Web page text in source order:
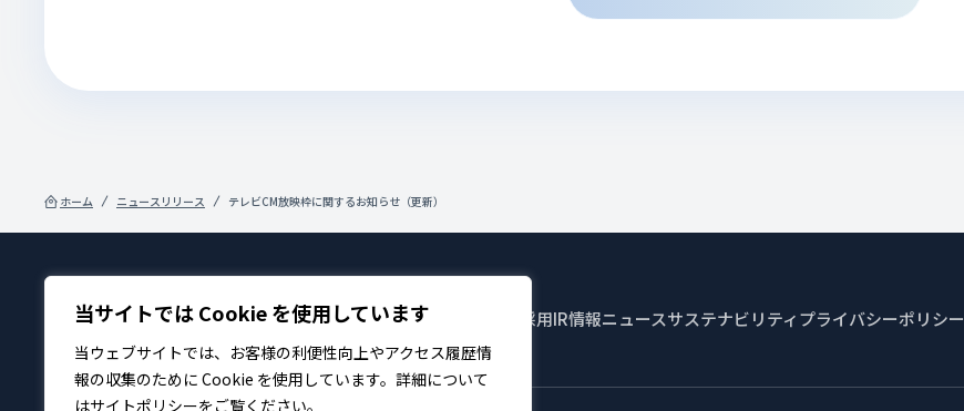
当サイトでは Cookie を使用しています
当ウェブサイトでは、お客様の利便性向上やアクセス履歴情
報の収集のために Cookie を使用しています。詳細について
はサイトポリシーをご覧ください。
ホーム ニュースリリース テレビCM放映枠に関するお知らせ（更新）
製品・サービス 採用IR情報ニュースサステナビリティプライバシーポリシー